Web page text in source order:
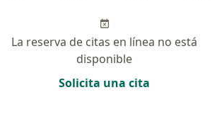
La reserva de citas en línea no está
disponible
Solicita una cita